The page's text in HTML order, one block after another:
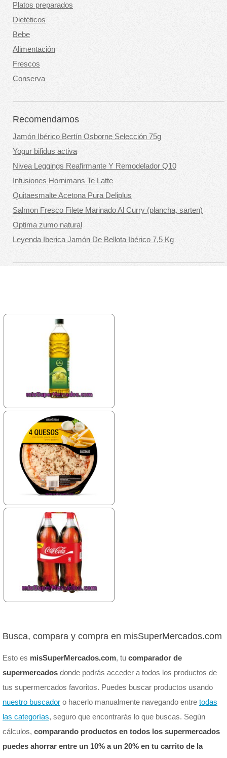
Platos preparados
Dietéticos
Bebe
Alimentación
Frescos
Conserva
Recomendamos
Jamón Ibérico Bertín Osborne Selección 75g
Yogur bifidus activa
Nivea Leggings Reafirmante Y Remodelador Q10
Infusiones Hornimans Te Latte
Quitaesmalte Acetona Pura Deliplus
Salmon Fresco Filete Marinado Al Curry (plancha, sarten)
Optima zumo natural
Leyenda Iberica Jamón De Bellota Ibérico 7,5 Kg
Busca, compara y compra en misSuperMercados.com
Esto es misSuperMercados.com, tu comparador de
supermercados donde podrás acceder a todos los productos de
tus supermercados favoritos. Puedes buscar productos usando
nuestro buscador o hacerlo manualmente navegando entre todas
las categorías, seguro que encontrarás lo que buscas. Según
cálculos, comparando productos en todos los supermercados
puedes ahorrar entre un 10% a un 20% en tu carrito de la